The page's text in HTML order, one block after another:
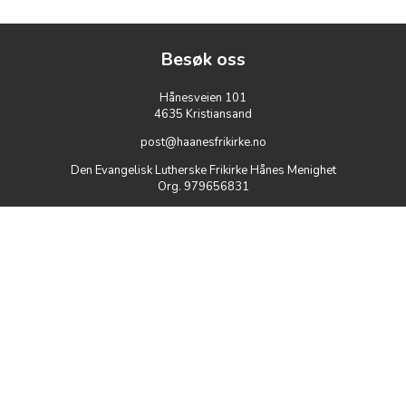
Besøk oss
Hånesveien 101
4635 Kristiansand
post@haanesfrikirke.no
Den Evangelisk Lutherske Frikirke Hånes Menighet
Org. 979656831